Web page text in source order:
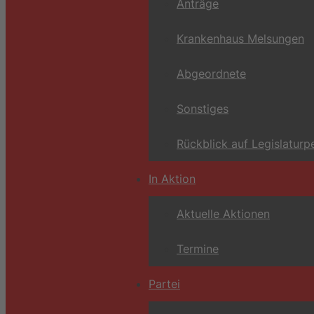
Anträge
Krankenhaus Melsungen
Abgeordnete
Sonstiges
Rückblick auf
In Aktion
Aktuelle Aktionen
Termine
Partei